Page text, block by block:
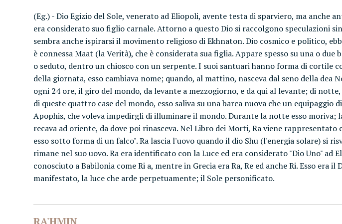
(Eg.) - Dio Egizio del Sole, venerato ad Eliopoli, avente testa di sparviero, ma
era considerato suo figlio carnale. Attorno a questo Dio si raccolgono speculazioni
sembra anche ispirarsi il movimento religioso di Ekhnaton. Dio cosmico e politico,
è connessa Maat (la Verità), che è considerata sua figlia. Appare spesso su una o
o seduto, dentro un chiosco con un serpente. I suoi santuari hanno forma di cortile
della giornata, esso cambiava nome; quando, al mattino, nasceva dal seno della
ogni 24 ore, il giro del mondo, da levante a mezzogiorno, e da qui al levante; di
di queste quattro case del mondo, esso saliva su una barca nuova che un
Apophis, che voleva impedirgli di illuminare il mondo. Durante la notte esso
recava ad oriente, da dove poi rinasceva. Nel Libro dei Morti, Ra viene
esso sotto forma di un falco". Ra lascia l'uovo quando il dio Shu (l'energia solare) si
rimane nel suo uovo. Ra era identificato con la Luce ed era considerato "Dio Uno"
conosciuto a Babilonia come Ri a, mentre in Grecia era Ra, Re ed anche Ri. Esso era
manifestato, la luce che arde perpetuamente; il Sole personificato.
RA'HMIN